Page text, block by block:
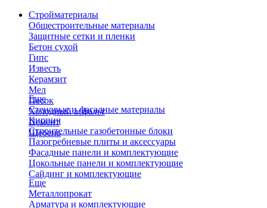
Стройматериалы
Общестроительные материалы
Защитные сетки и пленки
Бетон сухой
Гипс
Известь
Керамзит
Мел
Песок
Холодный асфальт
Цемент
Щебень
Еще
Стеновые и фасадные материалы
Кирпич
Строительные газобетонные блоки
Пазогребневые плиты и аксессуары
Фасадные панели и комплектующие
Цокольные панели и комплектующие
Сайдинг и комплектующие
Еще
Металлопрокат
Арматура и комплектующие